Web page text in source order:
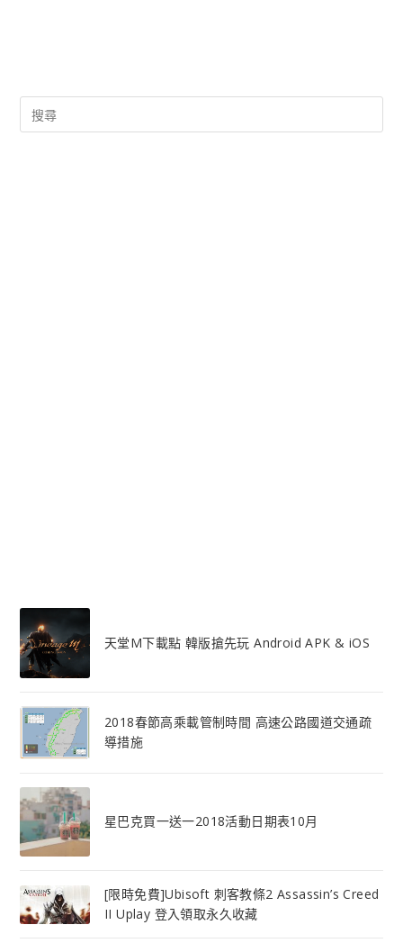
天堂M下載點 韓版搶先玩 Android APK & iOS
2018春節高乘載管制時間 高速公路國道交通疏
導措施
星巴克買一送一2018活動日期表10月
[限時免費]Ubisoft 刺客教條2 Assassin’s Creed
II Uplay 登入領取永久收藏